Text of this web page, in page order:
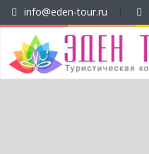
info@eden-tour.ru